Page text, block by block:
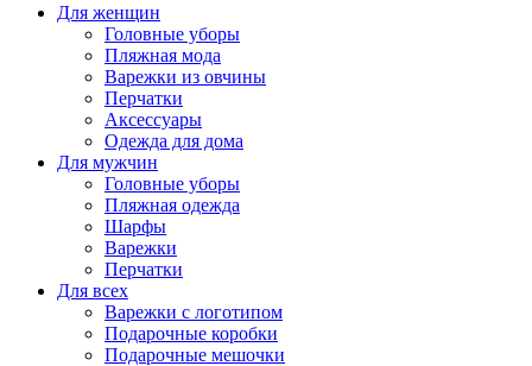
Для женщин
Головные уборы
Пляжная мода
Варежки из овчины
Перчатки
Аксессуары
Одежда для дома
Для мужчин
Головные уборы
Пляжная одежда
Шарфы
Варежки
Перчатки
Для всех
Варежки с логотипом
Подарочные коробки
Подарочные мешочки